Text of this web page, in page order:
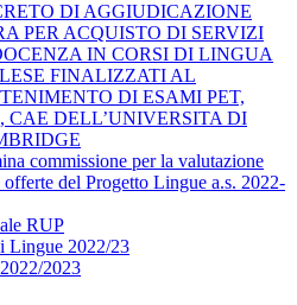
DI AGGIUDICAZIONE
PER ACQUISTO DI SERVIZI
IN CORSI DI LINGUA
FINALIZZATI AL
DI ESAMI PET,
CAE DELL’UNIVERSITA DI
commissione per la valutazione
offerte del Progetto Lingue a.s. 2022-
RUP
Lingue 2022/23
2023